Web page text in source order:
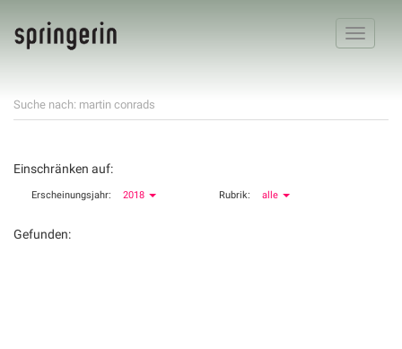
Toggle
Suche nach: martin conrads
Einschränken auf:
Erscheinungsjahr: 2018 Rubrik: alle
Gefunden: